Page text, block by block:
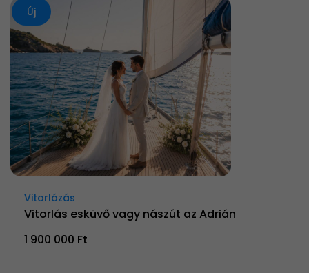
Új
Vitorlázás
Vitorlás esküvő vagy nászút az Adrián
1 900 000 Ft